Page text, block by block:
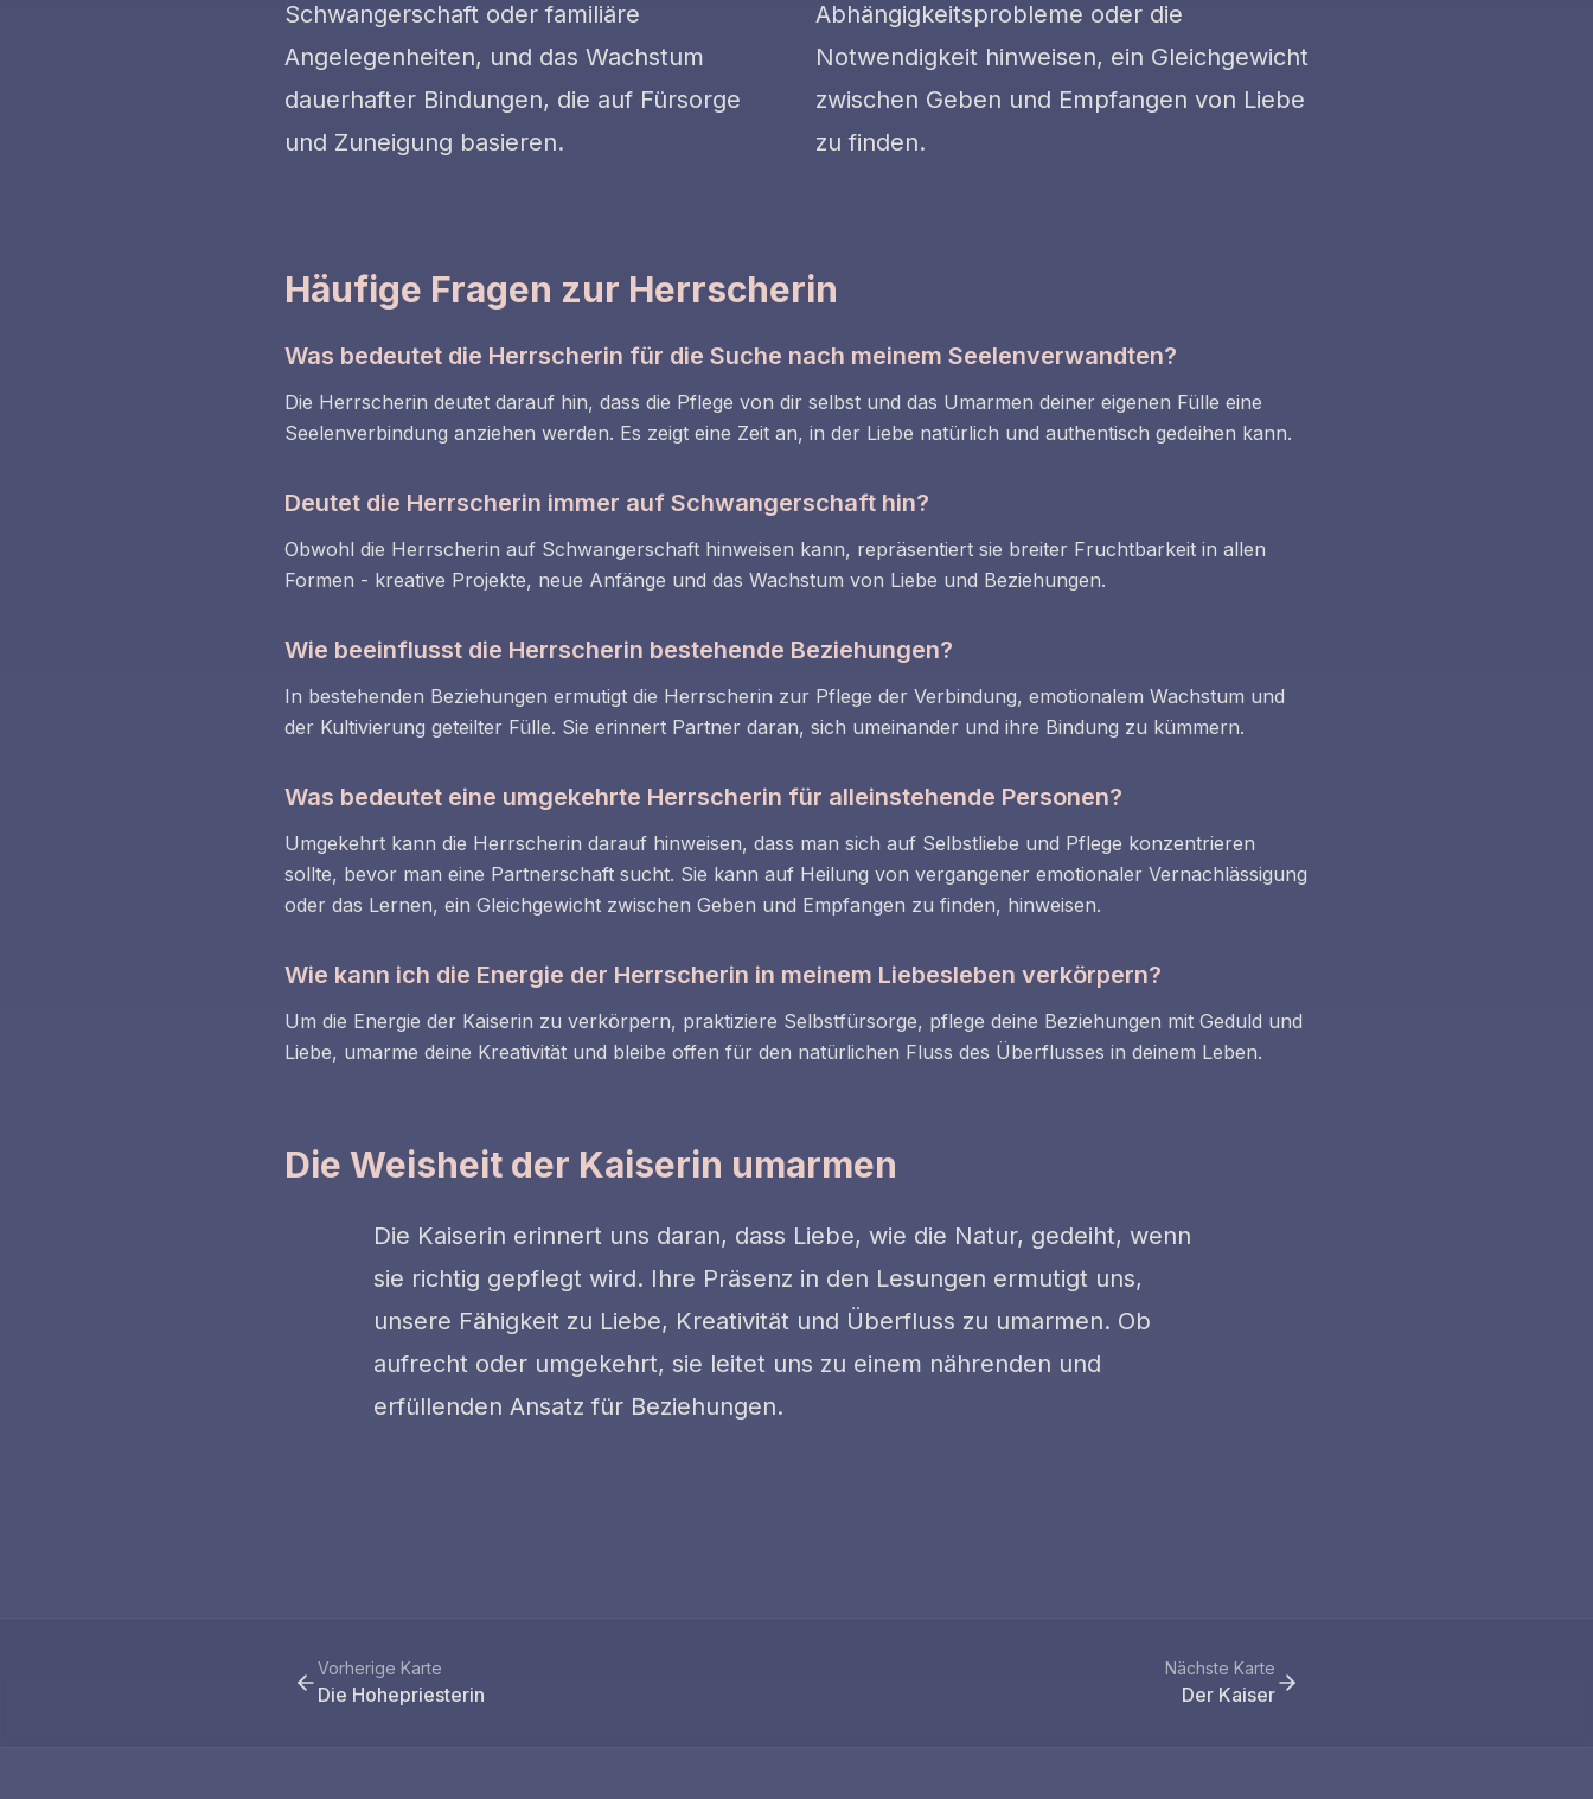
Schwangerschaft oder familiäre
Angelegenheiten, und das Wachstum
dauerhafter Bindungen, die auf Fürsorge
und Zuneigung basieren.
Abhängigkeitsprobleme oder die
Notwendigkeit hinweisen, ein Gleichgewicht
zwischen Geben und Empfangen von Liebe
zu finden.
Häufige Fragen zur Herrscherin
Was bedeutet die Herrscherin für die Suche nach meinem Seelenverwandten?
Die Herrscherin deutet darauf hin, dass die Pflege von dir selbst und das Umarmen deiner eigenen Fülle eine
Seelenverbindung anziehen werden. Es zeigt eine Zeit an, in der Liebe natürlich und authentisch gedeihen kann.
Deutet die Herrscherin immer auf Schwangerschaft hin?
Obwohl die Herrscherin auf Schwangerschaft hinweisen kann, repräsentiert sie breiter Fruchtbarkeit in allen
Formen - kreative Projekte, neue Anfänge und das Wachstum von Liebe und Beziehungen.
Wie beeinflusst die Herrscherin bestehende Beziehungen?
In bestehenden Beziehungen ermutigt die Herrscherin zur Pflege der Verbindung, emotionalem Wachstum und
der Kultivierung geteilter Fülle. Sie erinnert Partner daran, sich umeinander und ihre Bindung zu kümmern.
Was bedeutet eine umgekehrte Herrscherin für alleinstehende Personen?
Umgekehrt kann die Herrscherin darauf hinweisen, dass man sich auf Selbstliebe und Pflege konzentrieren
sollte, bevor man eine Partnerschaft sucht. Sie kann auf Heilung von vergangener emotionaler Vernachlässigung
oder das Lernen, ein Gleichgewicht zwischen Geben und Empfangen zu finden, hinweisen.
Wie kann ich die Energie der Herrscherin in meinem Liebesleben verkörpern?
Um die Energie der Kaiserin zu verkörpern, praktiziere Selbstfürsorge, pflege deine Beziehungen mit Geduld und
Liebe, umarme deine Kreativität und bleibe offen für den natürlichen Fluss des Überflusses in deinem Leben.
Die Weisheit der Kaiserin umarmen
Die Kaiserin erinnert uns daran, dass Liebe, wie die Natur, gedeiht, wenn
sie richtig gepflegt wird. Ihre Präsenz in den Lesungen ermutigt uns,
unsere Fähigkeit zu Liebe, Kreativität und Überfluss zu umarmen. Ob
aufrecht oder umgekehrt, sie leitet uns zu einem nährenden und
erfüllenden Ansatz für Beziehungen.
Vorherige Karte
Die Hohepriesterin
Nächste Karte
Der Kaiser